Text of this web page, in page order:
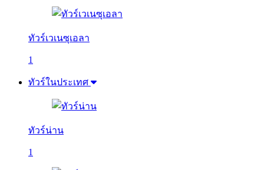
ทัวร์เวเนซุเอลา
1
ทัวร์ในประเทศ
ทัวร์น่าน
1